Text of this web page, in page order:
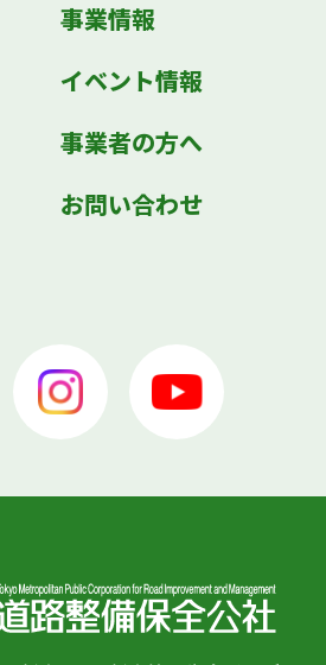
事業情報
イベント情報
事業者の方へ
お問い合わせ